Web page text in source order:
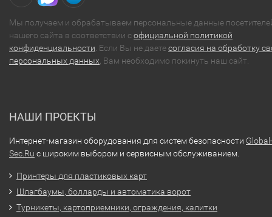
Мы получаем и обрабатываем персональные данные
нашего сайта в соответствии софициальной политикой
конфиденциальности . Если Вы не даетесогласия на обработку
персональных данных , Вам необходимо покинуть наш сайт.
НАШИ ПРОЕКТЫ
Интернет-магазин оборудования для систем безопасности Global-
Sec.Ru с широким выбором и сервисным обслуживанием.
Принтеры для пластиковых карт
Шлагбаумы, болларды и автоматика ворот
Турникеты, картоприемники, ограждения, калитки